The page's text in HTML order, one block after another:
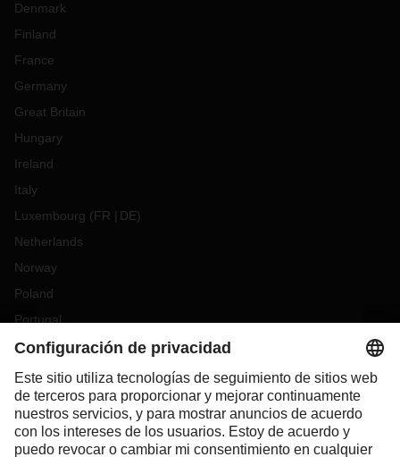
Denmark
Finland
France
Germany
Great Britain
Hungary
Ireland
Italy
Luxembourg (FR DE)
Netherlands
Norway
Poland
Portugal
Romania
Slovakia
Spain
Sweden
Switzerland(DE FR)